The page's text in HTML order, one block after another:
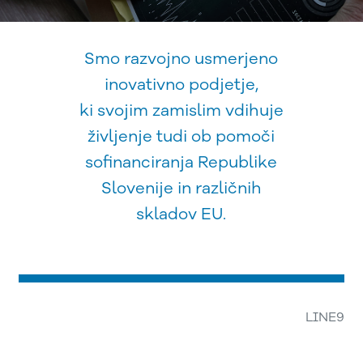
Smo razvojno usmerjeno
inovativno podjetje,
ki svojim zamislim vdihuje
življenje tudi ob pomoči
sofinanciranja Republike
Slovenije in različnih
skladov EU.
LINE9